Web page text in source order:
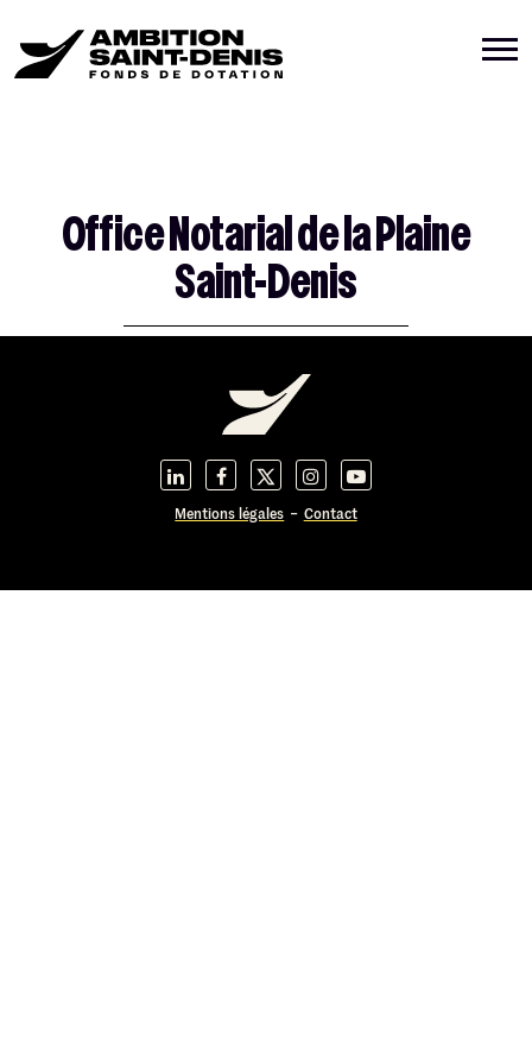
Office Notarial de la Plaine
Saint-Denis
Mentions légales Contact